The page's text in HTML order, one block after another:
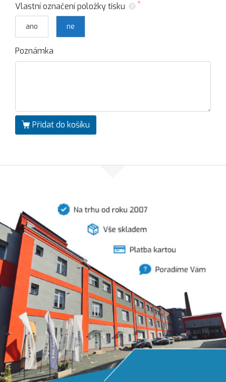
Vlastní označení položky tisku
ano ne
Poznámka
Přidat do košíku